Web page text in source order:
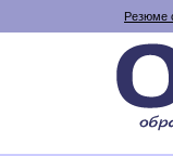
Резюме